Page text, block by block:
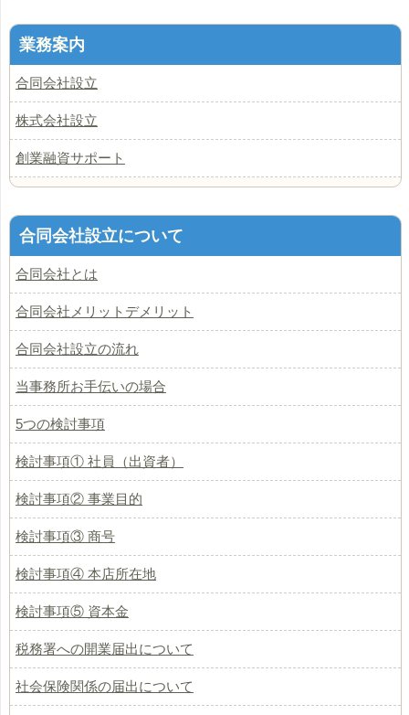
業務案内
合同会社設立
株式会社設立
創業融資サポート
合同会社設立について
合同会社とは
合同会社メリットデメリット
合同会社設立の流れ
当事務所お手伝いの場合
5つの検討事項
検討事項① 社員（出資者）
検討事項② 事業目的
検討事項③ 商号
検討事項④ 本店所在地
検討事項⑤ 資本金
税務署への開業届出について
社会保険関係の届出について